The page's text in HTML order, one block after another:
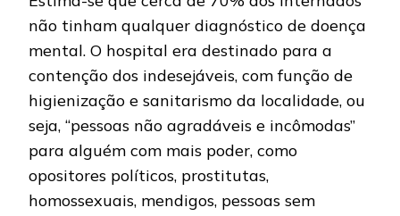
não tinham qualquer diagnóstico de doença
mental. O hospital era destinado para a
contenção dos indesejáveis, com função de
higienização e sanitarismo da localidade, ou
seja, “pessoas não agradáveis e incômodas”
para alguém com mais poder, como
opositores políticos, prostitutas,
homossexuais, mendigos, pessoas sem